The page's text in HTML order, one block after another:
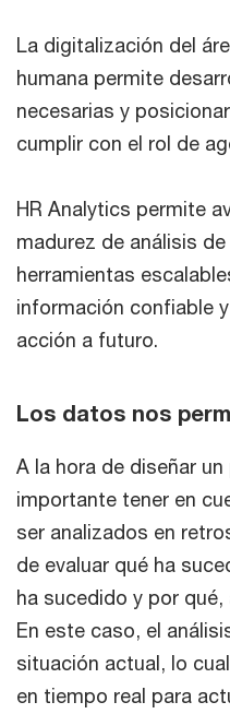
La digitalización del
humana permite
necesarias y
cumplir con el rol de
HR Analytics permite
madurez de análisis
herramientas
información confiable
acción a futuro.
Los datos nos
A la hora de diseñar
importante tener en
ser analizados en
de evaluar qué ha
ha sucedido y por
En este caso, el
situación actual, lo
en tiempo real para